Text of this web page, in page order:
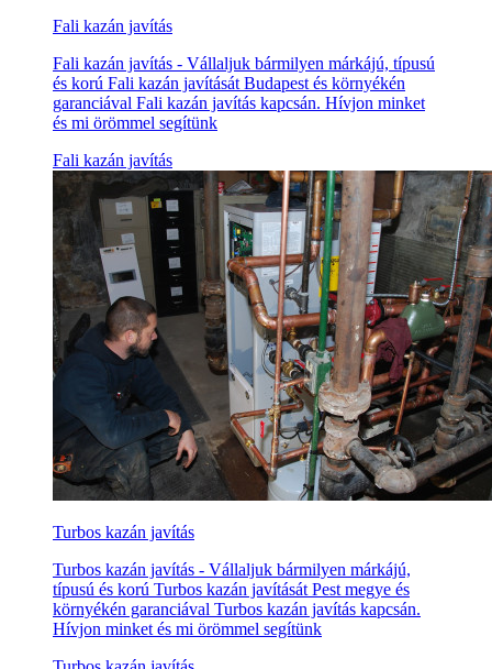
Fali kazán javítás
Fali kazán javítás - Vállaljuk bármilyen márkájú, típusú
és korú Fali kazán javítását Budapest és környékén
garanciával Fali kazán javítás kapcsán. Hívjon minket
és mi örömmel segítünk
Fali kazán javítás
Turbos kazán javítás
Turbos kazán javítás - Vállaljuk bármilyen márkájú,
típusú és korú Turbos kazán javítását Pest megye és
környékén garanciával Turbos kazán javítás kapcsán.
Hívjon minket és mi örömmel segítünk